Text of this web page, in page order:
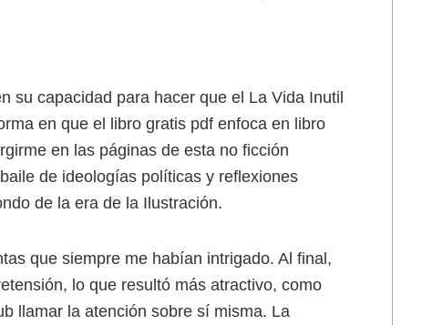
su capacidad para hacer que el La Vida Inutil
en que el libro gratis pdf enfoca en libro
en las páginas de esta no ficción
de ideologías políticas y reflexiones
de la era de la Ilustración.
que siempre me habían intrigado. Al final,
lo que resultó más atractivo, como
llamar la atención sobre sí misma. La